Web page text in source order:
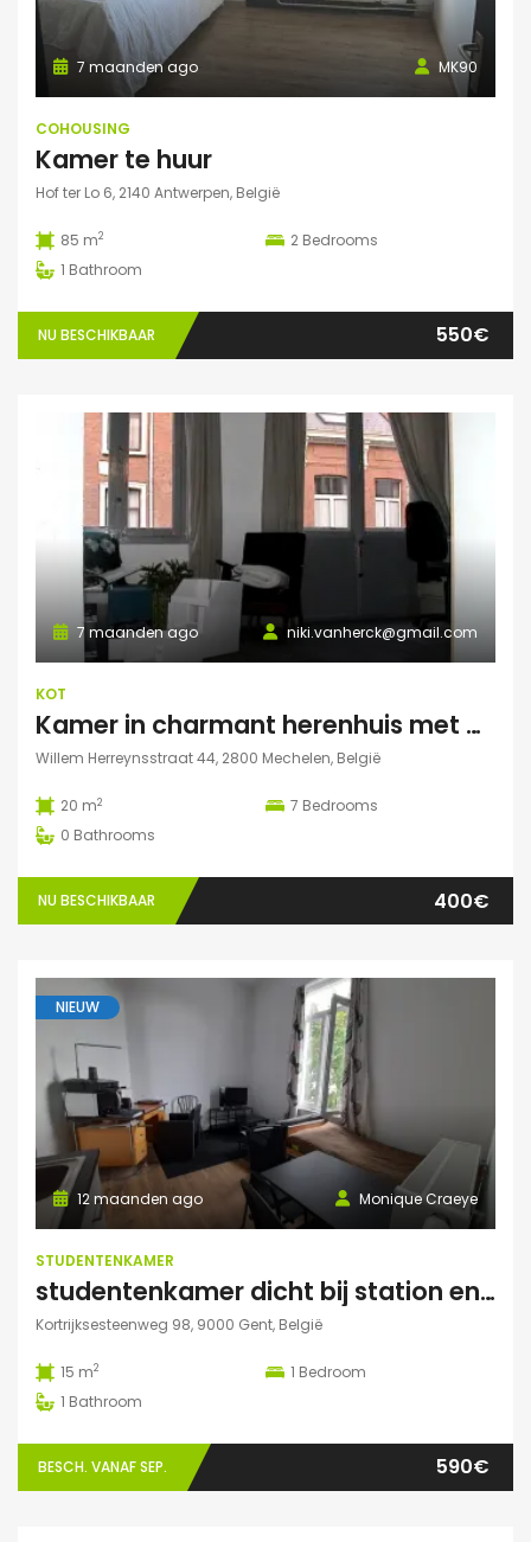
MK90
7 maanden ago
COHOUSING
Kamer te huur
Hof ter Lo 6, 2140 Antwerpen, België
85 m2 2 Bedrooms
1 Bathroom
NU BESCHIKBAAR 550€
niki.vanherck@gmail.com
7 maanden ago
KOT
Kamer in charmant herenhuis met grote zonnige tuin
Willem Herreynsstraat 44, 2800 Mechelen, België
20 m2 7 Bedrooms
0 Bathrooms
NU BESCHIKBAAR 400€
NIEUW
Monique Craeye
12 maanden ago
STUDENTENKAMER
studentenkamer dicht bij station en Citadelpark centraal gelegen
Kortrijksesteenweg 98, 9000 Gent, België
15 m2 1 Bedroom
1 Bathroom
BESCH. VANAF SEP. 590€